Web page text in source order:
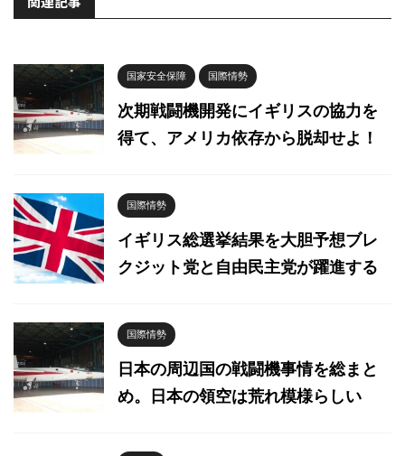
国家安全保障 国際情勢
次期戦闘機開発にイギリスの協力を
得て、アメリカ依存から脱却せよ！
国際情勢
イギリス総選挙結果を大胆予想ブレ
クジット党と自由民主党が躍進する
国際情勢
日本の周辺国の戦闘機事情を総まと
め。日本の領空は荒れ模様らしい